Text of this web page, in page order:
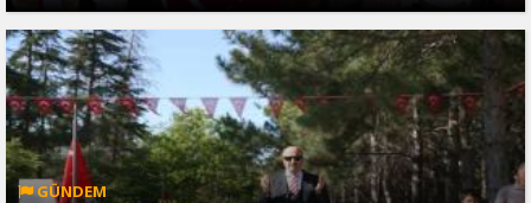
GÜNDEM